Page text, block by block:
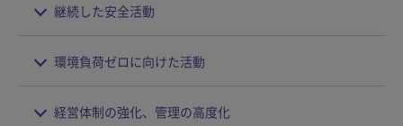
継続した安全活動
環境負荷ゼロに向けた活動
経営体制の強化、管理の高度化